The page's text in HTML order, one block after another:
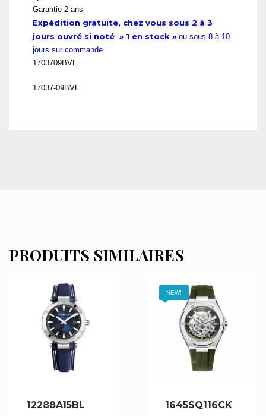
Garantie 2 ans
Expédition gratuite, chez vous sous 2 à 3
jours ouvré si noté » 1 en stock » ou sous 8 à 10
jours sur commande
1703709BVL
17037-09BVL
PRODUITS SIMILAIRES
12288A15BL
NEW!
1645SQ116CK